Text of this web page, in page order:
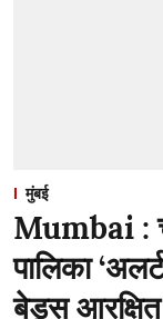
मुंबई
Mumbai :
पालिका
बेड्स आरक्षित